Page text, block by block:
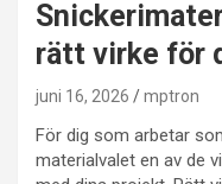
rätt virke för
juni 16, 2026 mptron
För dig som arbetar
materialvalet en av de